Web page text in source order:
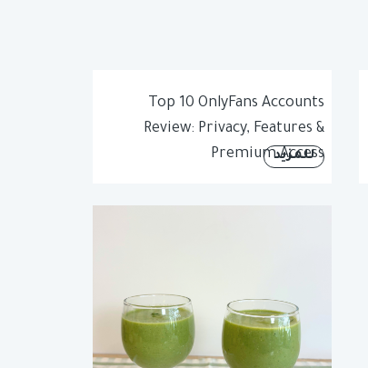
Top 10 OnlyFans Accounts
Review: Privacy, Features &
Premium Access
للمزيد